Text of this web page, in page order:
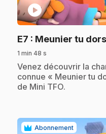
play_circle
E7 : Meunier tu dors
1 min 48 s
.Venez découvrir la
connue « Meunier tu
de Mini TFO.
Abonnement